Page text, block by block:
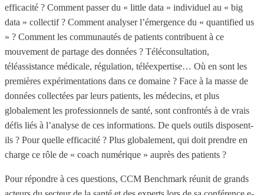
efficacité ? Comment passer du « little data » individuel au « big
data » collectif ? Comment analyser l’émergence du « quantified us
» ? Comment les communautés de patients contribuent à ce
mouvement de partage des données ? Téléconsultation,
téléassistance médicale, régulation, téléexpertise… Où en sont les
premières expérimentations dans ce domaine ? Face à la masse de
données collectées par leurs patients, les médecins, et plus
globalement les professionnels de santé, sont confrontés à de vrais
défis liés à l’analyse de ces informations. De quels outils disposent-
ils ? Pour quelle efficacité ? Plus globalement, qui doit prendre en
charge ce rôle de « coach numérique » auprès des patients ?
Pour répondre à ces questions, CCM Benchmark réunit de grands